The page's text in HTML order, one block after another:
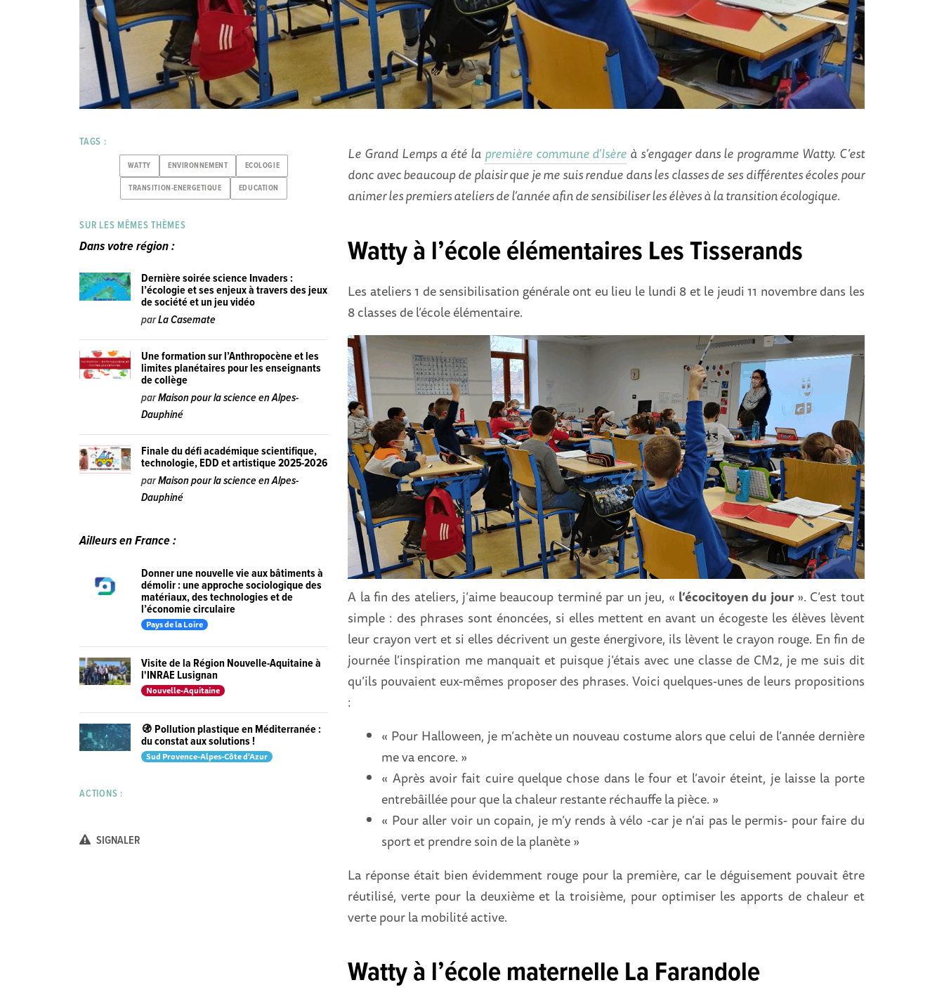
Le Grand Lemps a été la première commune d’Isère à s’engager dans le programme Watty. C’est
donc avec beaucoup de plaisir que je me suis rendue dans les classes de ses différentes écoles pour
animer les premiers ateliers de l’année afin de sensibiliser les élèves à la transition écologique.
Watty à l’école élémentaires Les Tisserands
Les ateliers 1 de sensibilisation générale ont eu lieu le lundi 8 et le jeudi 11 novembre dans les
8 classes de l’école élémentaire.
A la fin des ateliers, j’aime beaucoup terminé par un jeu, « l’écocitoyen du jour». C’est tout
simple : des phrases sont énoncées, si elles mettent en avant un écogeste les élèves lèvent
leur crayon vert et si elles décrivent un geste énergivore, ils lèvent le crayon rouge. En fin de
journée l’inspiration me manquait et puisque j’étais avec une classe de CM2, je me suis dit
qu’ils pouvaient eux-mêmes proposer des phrases. Voici quelques-unes de leurs propositions
:
« Pour Halloween, je m’achète un nouveau costume alors que celui de l’année dernière
me va encore. »
« Après avoir fait cuire quelque chose dans le four et l’avoir éteint, je laisse la porte
entrebâillée pour que la chaleur restante réchauffe la pièce. »
« Pour aller voir un copain, je m’y rends à vélo -car je n’ai pas le permis- pour faire du
sport et prendre soin de la planète »
La réponse était bien évidemment rouge pour la première, car le déguisement pouvait être
réutilisé, verte pour la deuxième et la troisième, pour optimiser les apports de chaleur et
verte pour la mobilité active.
Watty à l’école maternelle La Farandole
TAGS :
WATTY ENVIRONNEMENT ECOLOGIE
TRANSITION-ENERGETIQUE EDUCATION
SUR LES MÊMES THÈMES
Dans votre région :
Dernière soirée science Invaders :
l’écologie et ses enjeux à travers des jeux
de société et un jeu vidéo
parLa Casemate
Une formation sur l’Anthropocène et les
limites planétaires pour les enseignants
de collège
parMaison pour la science en Alpes-
Dauphiné
Finale du défi académique scientifique,
technologie, EDD et artistique 2025-2026
parMaison pour la science en Alpes-
Dauphiné
Ailleurs en France :
Donner une nouvelle vie aux bâtiments à
démolir : une approche sociologique des
matériaux, des technologies et de
l’économie circulaire
Pays de la Loire
Visite de la Région Nouvelle-Aquitaine à
l'INRAE Lusignan
Nouvelle-Aquitaine
🚯 Pollution plastique en Méditerranée :
du constat aux solutions !
Sud Provence-Alpes-Côte d'Azur
ACTIONS :
SIGNALER